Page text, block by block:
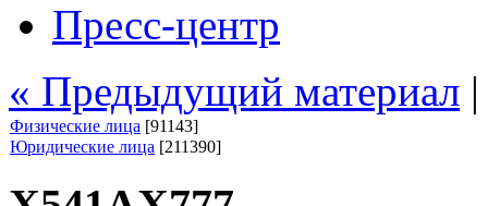
Пресс-центр
« Предыдущий материал
Физические лица [91143]
Юридические лица [211390]